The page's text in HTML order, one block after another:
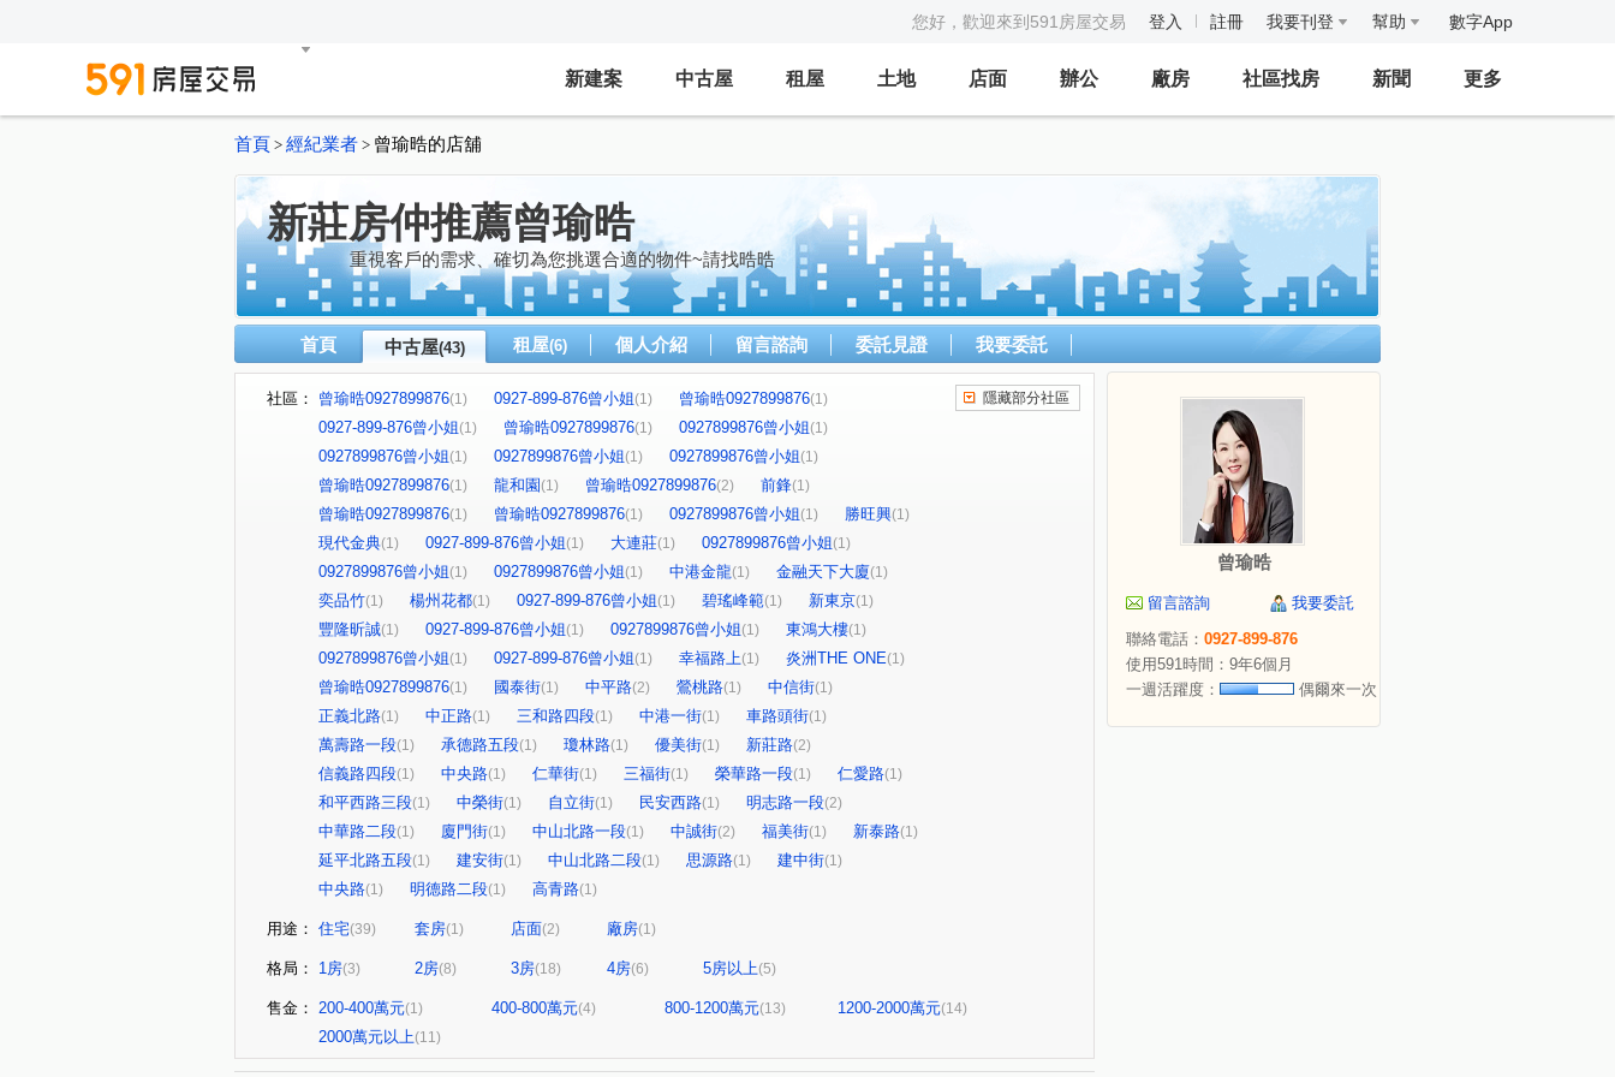
您好，歡迎來到591房屋交易 登入 註冊 我要刊登 幫助 數字App
新建案 中古屋 租屋 土地 店面 辦公 廠房 社區找房 新聞 更多
首頁 > 經紀業者 > 曾瑜晧的店舖
新莊房仲推薦曾瑜晧
重視客戶的需求、確切為您挑選合適的物件~請找晧晧
首頁 中古屋(43) 租屋(6) 個人介紹 留言諮詢 委託見證 我要委託
社區： 曾瑜晧0927899876(1) 0927-899-876曾小姐(1) 曾瑜晧0927899876(1)
0927-899-876曾小姐(1) 曾瑜晧0927899876(1) 0927899876曾小姐(1)
0927899876曾小姐(1) 0927899876曾小姐(1) 0927899876曾小姐(1)
曾瑜晧0927899876(1) 龍和園(1) 曾瑜晧0927899876(2) 前鋒(1)
曾瑜晧0927899876(1) 曾瑜晧0927899876(1) 0927899876曾小姐(1) 勝旺興(1)
現代金典(1) 0927-899-876曾小姐(1) 大連莊(1) 0927899876曾小姐(1)
0927899876曾小姐(1) 0927899876曾小姐(1) 中港金龍(1) 金融天下大廈(1)
奕品竹(1) 楊州花都(1) 0927-899-876曾小姐(1) 碧瑤峰範(1) 新東京(1)
豐隆昕誠(1) 0927-899-876曾小姐(1) 0927899876曾小姐(1) 東鴻大樓(1)
0927899876曾小姐(1) 0927-899-876曾小姐(1) 幸福路上(1) 炎洲THE ONE(1)
曾瑜晧0927899876(1) 國泰街(1) 中平路(2) 鶯桃路(1) 中信街(1)
正義北路(1) 中正路(1) 三和路四段(1) 中港一街(1) 車路頭街(1)
萬壽路一段(1) 承德路五段(1) 瓊林路(1) 優美街(1) 新莊路(2)
信義路四段(1) 中央路(1) 仁華街(1) 三福街(1) 榮華路一段(1) 仁愛路(1)
和平西路三段(1) 中榮街(1) 自立街(1) 民安西路(1) 明志路一段(2)
中華路二段(1) 廈門街(1) 中山北路一段(1) 中誠街(2) 福美街(1) 新泰路(1)
延平北路五段(1) 建安街(1) 中山北路二段(1) 思源路(1) 建中街(1)
中央路(1) 明德路二段(1) 高青路(1)
隱藏部分社區
用途： 住宅(39) 套房(1) 店面(2) 廠房(1)
格局： 1房(3) 2房(8) 3房(18) 4房(6) 5房以上(5)
售金： 200-400萬元(1) 400-800萬元(4) 800-1200萬元(13) 1200-2000萬元(14)
2000萬元以上(11)
曾瑜晧
留言諮詢
我要委託
聯絡電話： 0927-899-876
使用591時間：9年6個月
一週活躍度：
偶爾來一次